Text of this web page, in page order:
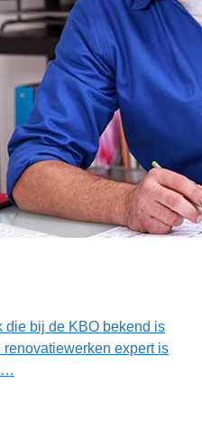
die bij de KBO bekend is
expert is